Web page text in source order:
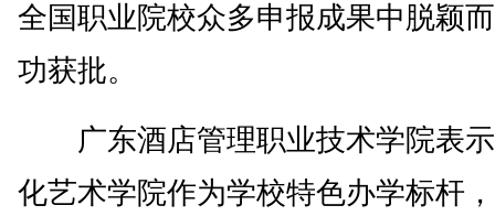
全国职业院校众多申报成果中脱颖
功获批。
广东酒店管理职业技术学院表
化艺术学院作为学校特色办学标杆